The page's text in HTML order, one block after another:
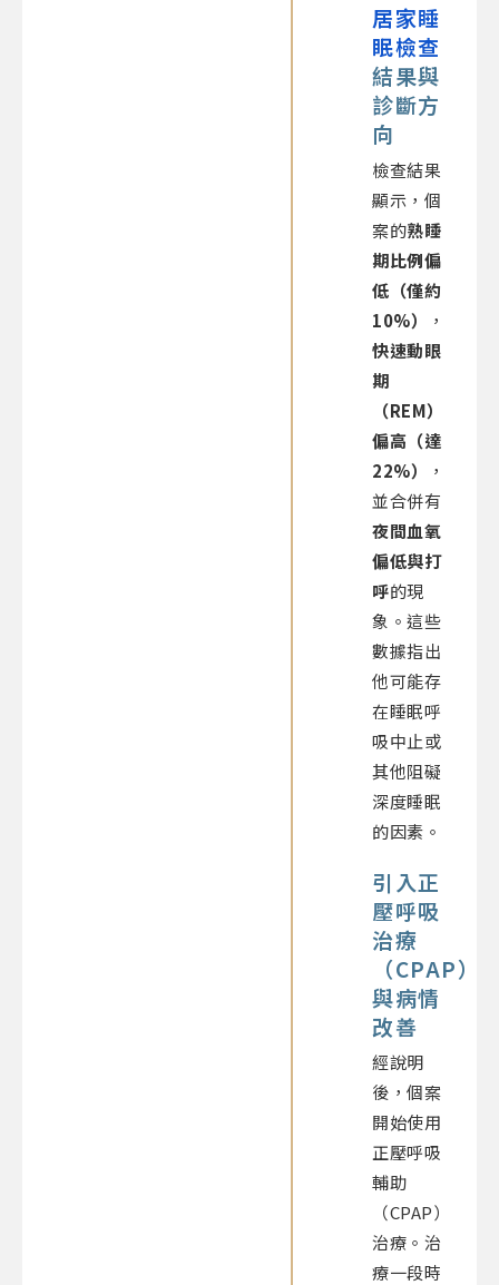
居家睡
眠檢查
結果與
診斷方
向
檢查結果
顯示，個
案的熟睡
期比例偏
低（僅約
10%）
，
快速動眼
期
（REM）
偏高（達
22%）
，
並合併有
夜間血氧
偏低與打
呼的現
象。這些
數據指出
他可能存
在睡眠呼
吸中止或
其他阻礙
深度睡眠
的因素。
引入正
壓呼吸
治療
（CPAP）
與病情
改善
經說明
後，個案
開始使用
正壓呼吸
輔助
（CPAP）
治療。治
療一段時